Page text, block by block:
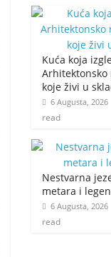
Kuća koja
koje živi u
6 Augusta, 2026
read
Nestvarna
metara i
6 Augusta, 2026
read